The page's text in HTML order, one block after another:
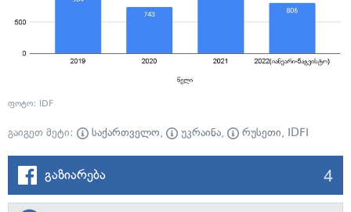
ფოტო: IDF
გაიგეთ მეტი: საქართველო, უკრაინა, რუსეთი, IDFI
გაზიარება 4